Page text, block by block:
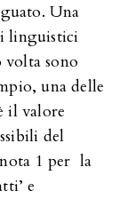
Una
linguistici
sono
una delle
il valore
del
1 per la
e